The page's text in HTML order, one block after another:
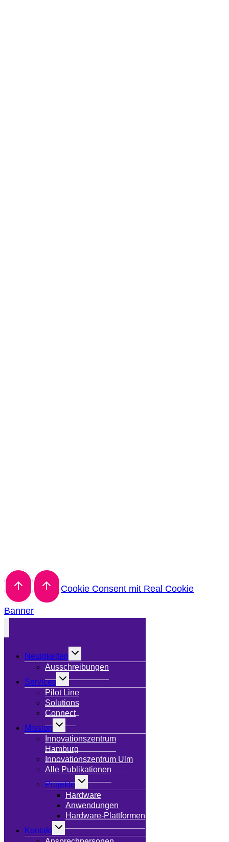
Cookie Consent mit Real Cookie
Banner
Neuigkeiten
Untermenü
Ausschreibungen
Services
Untermenü
Pilot Line
Solutions
Connect
Mission
Untermenü
Innovationszentrum
Hamburg
Innovationszentrum Ulm
Alle Publikationen
Projekte
Untermenü
Hardware
Anwendungen
Hardware-Plattformen
Kontakt
Untermenü